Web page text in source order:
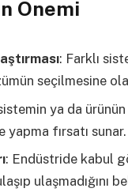
Önemi
: Farklı
seçilmesine
ya da
fırsatı sunar.
: Endüstride kabul
ulaşmadığını